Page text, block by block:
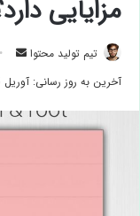
مزایایی
تیم تولید محتوا
ارسال
آخرین به روز رسانی: آوریل 5, 2024